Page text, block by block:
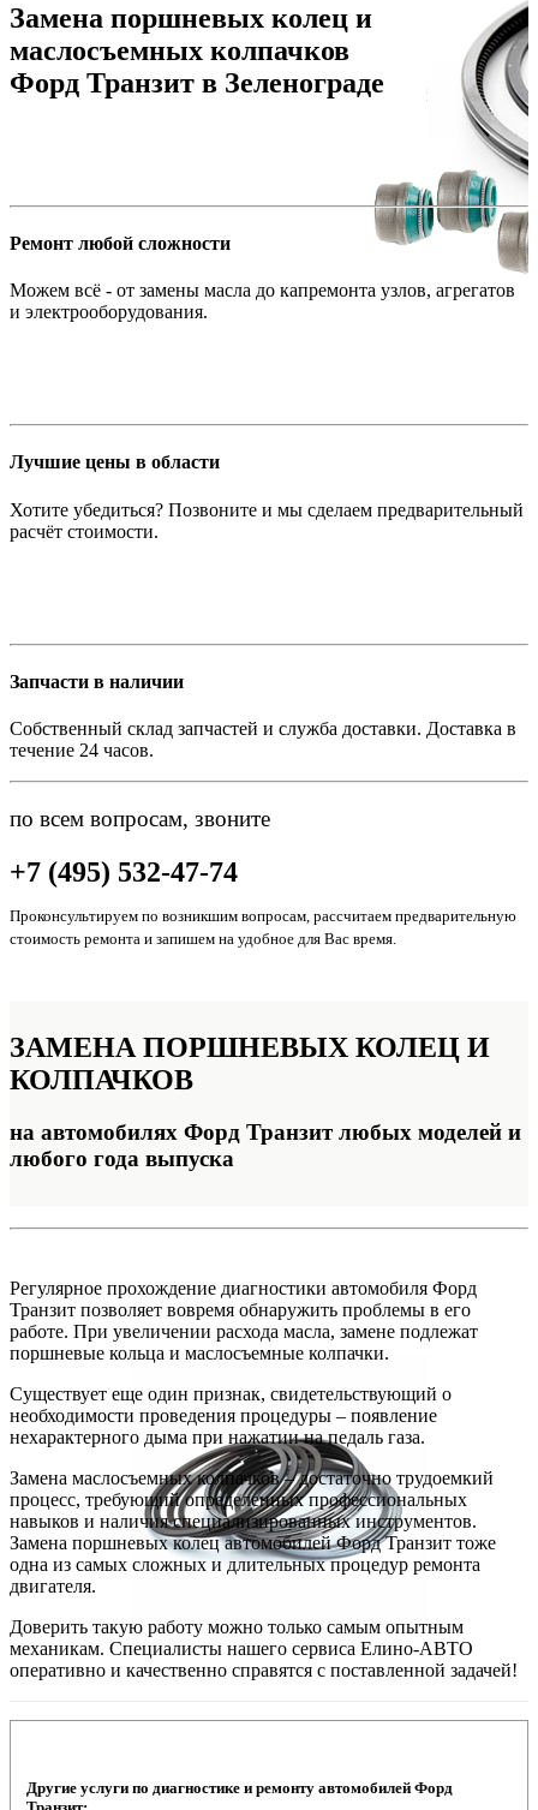
Замена поршневых колец и
маслосъемных колпачков
Форд Транзит в Зеленограде
Ремонт любой сложности
Можем всё - от замены масла до капремонта узлов, агрегатов
и электрооборудования.
Лучшие цены в области
Хотите убедиться? Позвоните и мы сделаем предварительный
расчёт стоимости.
Запчасти в наличии
Собственный склад запчастей и служба доставки. Доставка в
течение 24 часов.
по всем вопросам, звоните
+7 (495) 532-47-74
Проконсультируем по возникшим вопросам, рассчитаем предварительную
стоимость ремонта и запишем на удобное для Вас время.
ЗАМЕНА ПОРШНЕВЫХ КОЛЕЦ И
КОЛПАЧКОВ
на автомобилях Форд Транзит любых моделей и
любого года выпуска
Регулярное прохождение диагностики автомобиля Форд
Транзит позволяет вовремя обнаружить проблемы в его
работе. При увеличении расхода масла, замене подлежат
поршневые кольца и маслосъемные колпачки.
Существует еще один признак, свидетельствующий о
необходимости проведения процедуры – появление
нехарактерного дыма при нажатии на педаль газа.
Замена маслосъемных колпачков – достаточно трудоемкий
процесс, требующий определенных профессиональных
навыков и наличия специализированных инструментов.
Замена поршневых колец автомобилей Форд Транзит тоже
одна из самых сложных и длительных процедур ремонта
двигателя.
Доверить такую работу можно только самым опытным
механикам. Специалисты нашего сервиса Елино-АВТО
оперативно и качественно справятся с поставленной задачей!
Другие услуги по диагностике и ремонту автомобилей Форд